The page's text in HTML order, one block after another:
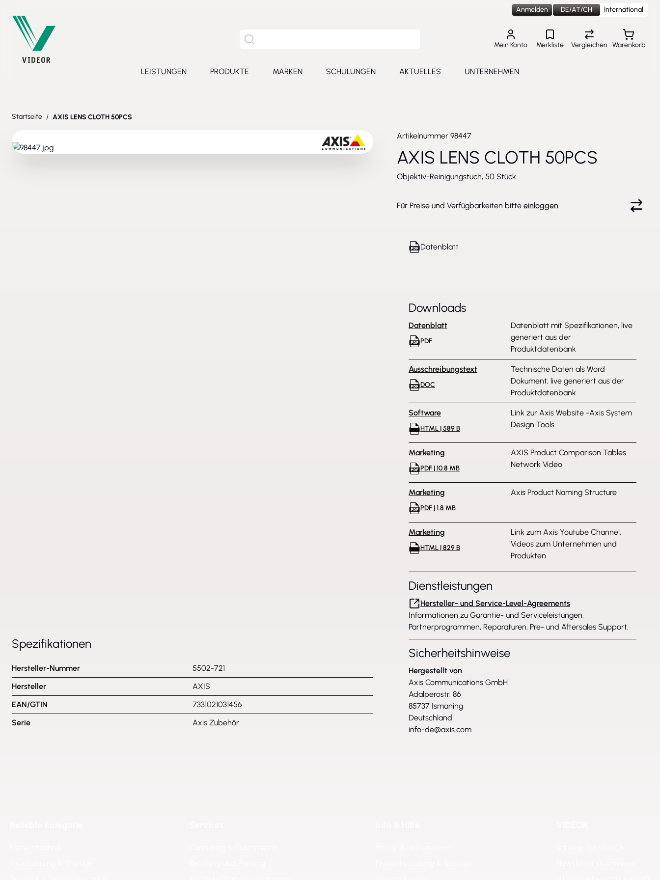
Site Suche
Anmelden DE/AT/CH International
Mein Konto Merkliste Vergleichen Warenkorb
LEISTUNGEN
PRODUKTE
MARKEN
SCHULUNGEN
AKTUELLES
UNTERNEHMEN
Startseite / AXIS LENS CLOTH 50PCS
AXIS LENS CLOTH 50PCS
Artikelnummer 98447
Objektiv-Reinigungstuch, 50 Stück
Für Preise und Verfügbarkeiten bitte einloggen.
Datenblatt
Spezifikationen
Hersteller-Nummer
5502-721
Hersteller
AXIS
EAN/GTIN
7331021031456
Serie
Axis Zubehör
Downloads
Datenblatt
PDF
Datenblatt mit Spezifikationen, live
generiert aus der
Produktdatenbank
Ausschreibungstext
DOC
Technische Daten als Word
Dokument, live generiert aus der
Produktdatenbank
Software
HTML | 589 B
Link zur Axis Website -Axis System
Design Tools
Marketing
PDF | 10.8 MB
AXIS Product Comparison Tables
Network Video
Marketing
PDF | 1.8 MB
Axis Product Naming Structure
Marketing
HTML | 829 B
Link zum Axis Youtube Channel,
Videos zum Unternehmen und
Produkten
Dienstleistungen
Hersteller- und Service-Level-Agreements
Informationen zu Garantie- und Serviceleistungen,
Partnerprogrammen, Reparaturen, Pre- und Aftersales Support.
Sicherheitshinweise
Hergestellt von
Axis Communications GmbH
Adalperostr. 86
85737 Ismaning
Deutschland
info-de@axis.com